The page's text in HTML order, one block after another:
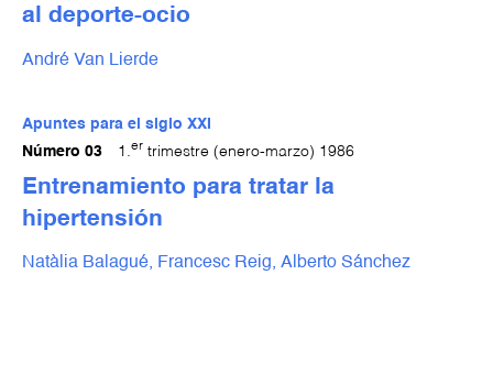
al deporte-ocio
André Van Lierde
Apuntes para el siglo XXI
Número 03
1. er trimestre (enero-marzo) 1986
Entrenamiento para tratar la
hipertensión
Natàlia Balagué, Francesc Reig, Alberto Sánchez